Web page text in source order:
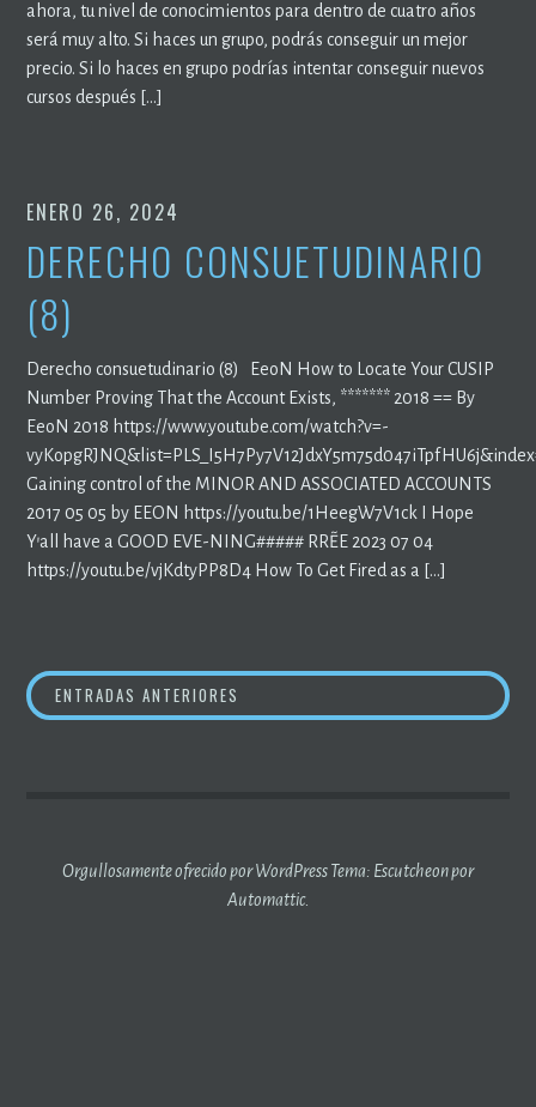
ahora, tu nivel de conocimientos para dentro de cuatro años
será muy alto. Si haces un grupo, podrás conseguir un mejor
precio. Si lo haces en grupo podrías intentar conseguir nuevos
cursos después […]
ENERO 26, 2024
DERECHO CONSUETUDINARIO
(8)
Derecho consuetudinario (8) EeoN How to Locate Your CUSIP
Number Proving That the Account Exists, ******* 2018 == By
EeoN 2018 https://www.youtube.com/watch?v=-
Gaining control of the MINOR AND ASSOCIATED ACCOUNTS
2017 05 05 by EEON https://youtu.be/1HeegW7V1ck I Hope
Y’all have a GOOD EVE-NING##### RR~EE 2023 07 04
https://youtu.be/vjKdtyPP8D4 How To Get Fired as a […]
NAVEGACIÓN
ENTRADAS ANTERIORES
Orgullosamente ofrecido por WordPressTema: Escutcheon por
Automattic.